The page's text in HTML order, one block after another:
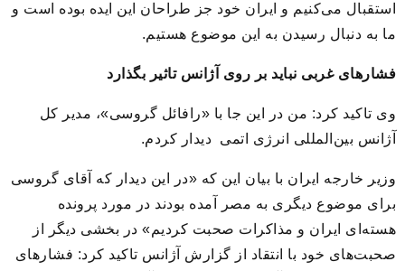
استقبال می‌کنیم و ایران خود جز طراحان این ایده بوده است و
ما به دنبال رسیدن به این موضوع هستیم.
فشارهای غربی نباید بر روی آژانس تاثیر بگذارد
وی تاکید کرد: من در این جا با «رافائل گروسی»، مدیر کل
آژانس بین‌المللی انرژی اتمی دیدار کردم.
وزیر خارجه ایران با بیان این که «در این دیدار که آقای گروسی
برای موضوع دیگری به مصر آمده بودند در مورد پرونده
هسته‌ای ایران و مذاکرات صحبت کردیم» در بخشی دیگر از
صحبت‌های خود با انتقاد از گزارش آژانس تاکید کرد: فشارهای